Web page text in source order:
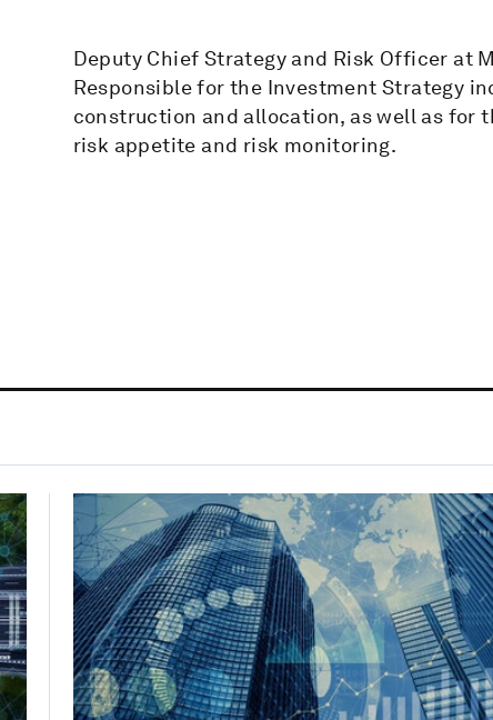
Deputy Chief Strategy and Risk Officer at
Responsible for the Investment Strategy
construction and allocation, as well as for
risk appetite and risk monitoring.